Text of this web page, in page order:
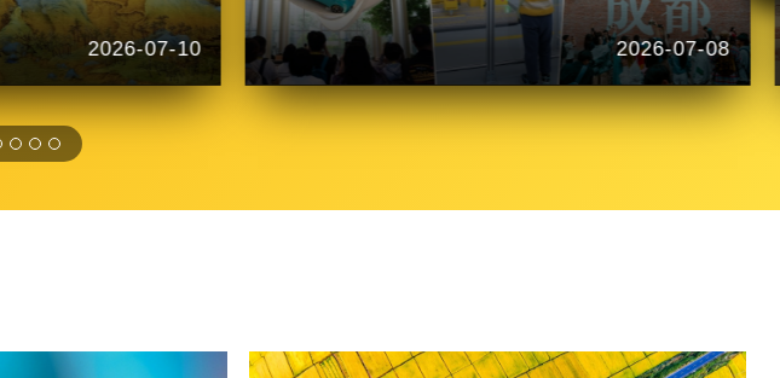
2026-07-10 2026-07-08